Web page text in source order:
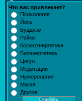
Что вас привлекает?
Психология
Йога
Буддизм
Рейки
Космоэнергетика
Биоэнергетика
Цигун
Медитации
Нумерология
Магия
Другое